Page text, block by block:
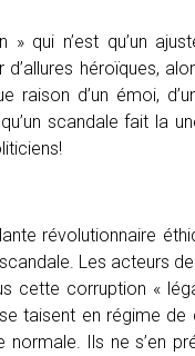
» qui n’est qu’un
héroïques,
raison d’un émoi,
scandale fait la
révolutionnaire
Les acteurs
cette corruption «
taisent en régime
normale. Ils ne s’en